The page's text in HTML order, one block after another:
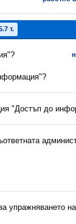
т.
"Достъп до
упражняването